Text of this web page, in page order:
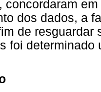
concordaram
dos dados, a
de resguardar
foi